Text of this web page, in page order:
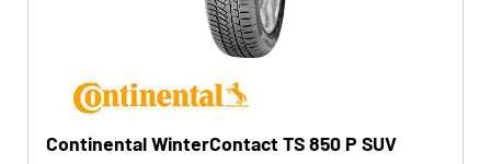
Continental WinterContact TS 850 P SUV